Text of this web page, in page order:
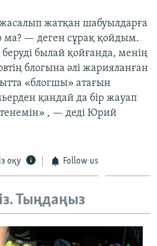
жасалып жатқан шабуылдарға
ма? — деген сұрақ қойдым.
былай қойғанда, менің
блогына әлі жарияланған
«блогшы» атағын
қандай да бір жауап
, — деді Юрий
оқу Follow us
Тыңдаңыз